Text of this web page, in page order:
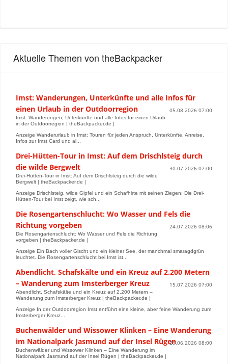
Aktuelle Themen von theBackpacker
Imst: Wanderungen, Unterkünfte und alle Infos für
einen Urlaub in der Outdoorregion
05.08.2026 07:00
Imst: Wanderungen, Unterkünfte und alle Infos für einen Urlaub
in der Outdoorregion | theBackpacker.de |
Anzeige Wanderurlaub in Imst: Touren für jeden Anspruch, Unterkünfte, Anreise,
Infos zur Imst Card und al...
Drei-Hütten-Tour in Imst: Auf dem Drischlsteig durch
die wilde Bergwelt
30.07.2026 07:00
Drei-Hütten-Tour in Imst: Auf dem Drischlsteig durch die wilde
Bergwelt | theBackpacker.de |
Anzeige Drischlsteig, wilde Gipfel und ein Schafhirte mit seinen Ziegen: Die Drei-
Hütten-Tour bei Imst zeigt, wie sch...
Die Rosengartenschlucht: Wo Wasser und Fels die
Richtung vorgeben
24.07.2026 08:06
Die Rosengartenschlucht: Wo Wasser und Fels die Richtung
vorgeben | theBackpacker.de |
Anzeige Ein Bach voller Gischt und ein kleiner See, der manchmal smaragdgrün
leuchtet. Die Rosengartenschlucht bei Imst ist...
Abendlicht, Schafskälte und ein Kreuz auf 2.200 Metern
– Wanderung zum Imsterberger Kreuz
15.07.2026 07:00
Abendlicht, Schafskälte und ein Kreuz auf 2.200 Metern –
Wanderung zum Imsterberger Kreuz | theBackpacker.de |
Anzeige In der Outdoorregion Imst entführt eine kleine, aber feine Wanderung zum
Imsterberger Kreuz...
Buchenwälder und Wissower Klinken – Eine Wanderung
im Nationalpark Jasmund auf der Insel Rügen29.06.2026 08:00
Buchenwälder und Wissower Klinken – Eine Wanderung im
Nationalpark Jasmund auf der Insel Rügen | theBackpacker.de |